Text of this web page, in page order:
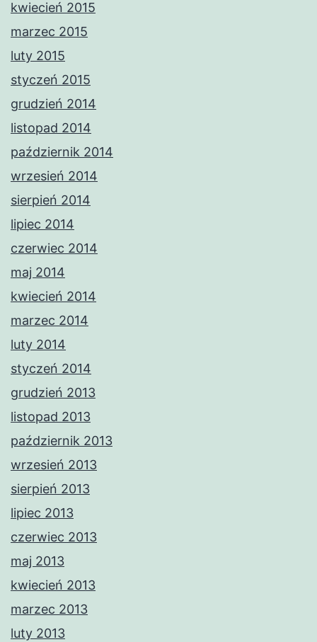
kwiecień 2015
marzec 2015
luty 2015
styczeń 2015
grudzień 2014
listopad 2014
październik 2014
wrzesień 2014
sierpień 2014
lipiec 2014
czerwiec 2014
maj 2014
kwiecień 2014
marzec 2014
luty 2014
styczeń 2014
grudzień 2013
listopad 2013
październik 2013
wrzesień 2013
sierpień 2013
lipiec 2013
czerwiec 2013
maj 2013
kwiecień 2013
marzec 2013
luty 2013